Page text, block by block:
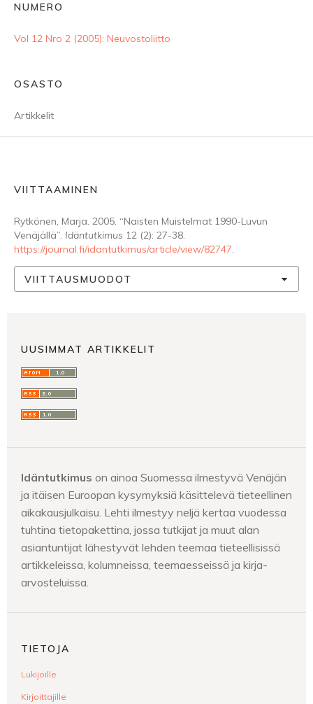
NUMERO
Vol 12 Nro 2 (2005): Neuvostoliitto
OSASTO
Artikkelit
VIITTAAMINEN
Rytkönen, Marja. 2005. “Naisten Muistelmat 1990-Luvun
Venäjällä”. Idäntutkimus 12 (2): 27-38.
https://journal.fi/idantutkimus/article/view/82747.
VIITTAUSMUODOT
UUSIMMAT ARTIKKELIT
Idäntutkimus on ainoa Suomessa ilmestyvä Venäjän
ja itäisen Euroopan kysymyksiä käsittelevä tieteellinen
aikakausjulkaisu. Lehti ilmestyy neljä kertaa vuodessa
tuhtina tietopakettina, jossa tutkijat ja muut alan
asiantuntijat lähestyvät lehden teemaa tieteellisissä
artikkeleissa, kolumneissa, teemaesseissä ja kirja-
arvosteluissa.
TIETOJA
Lukijoille
Kirjoittajille